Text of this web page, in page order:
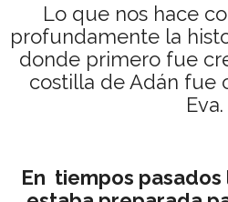
Lo que nos hace
profundamente la
donde primero fue
costilla de Adán fue
Eva.
En tiempos pasados